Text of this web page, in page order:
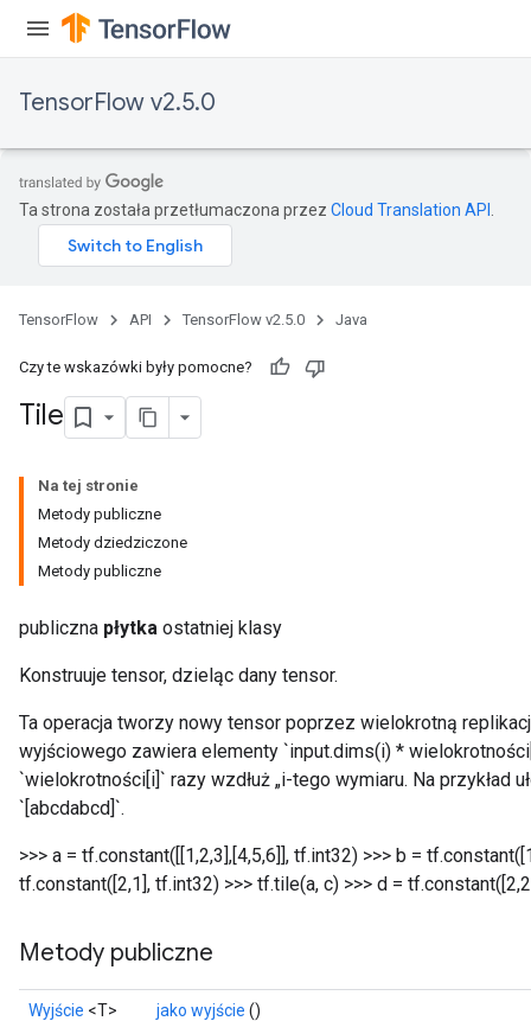
TensorFlow v2.5.0
Ta strona została przetłumaczona przez Cloud Translation API
TensorFlow API TensorFlow v2.5.0 Java
Czy te wskazówki były pomocne?
Tile
Na tej stronie
Metody publiczne
Metody dziedziczone
Metody publiczne
publiczna płytka ostatniej klasy
Konstruuje tensor, dzieląc dany tensor.
Ta operacja tworzy nowy tensor poprzez wielokrotną
wyjściowego zawiera elementy `input.dims(i) *
`wielokrotności[i]` razy wzdłuż „i-tego wymiaru. Na przykład
`[abcdabcd]`.
>>> a = tf.constant([[1,2,3],[4,5,6]], tf.int32) >>> b =
tf.constant([2,1], tf.int32) >>> tf.tile(a, c) >>> d =
Metody publiczne
Wyjście <T> jako wyjście ()